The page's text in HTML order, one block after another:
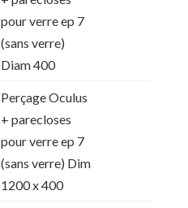
pour verre ep 7
(sans verre)
Diam 400
Perçage Oculus
+ parecloses
pour verre ep 7
(sans verre) Dim
1200 x 400